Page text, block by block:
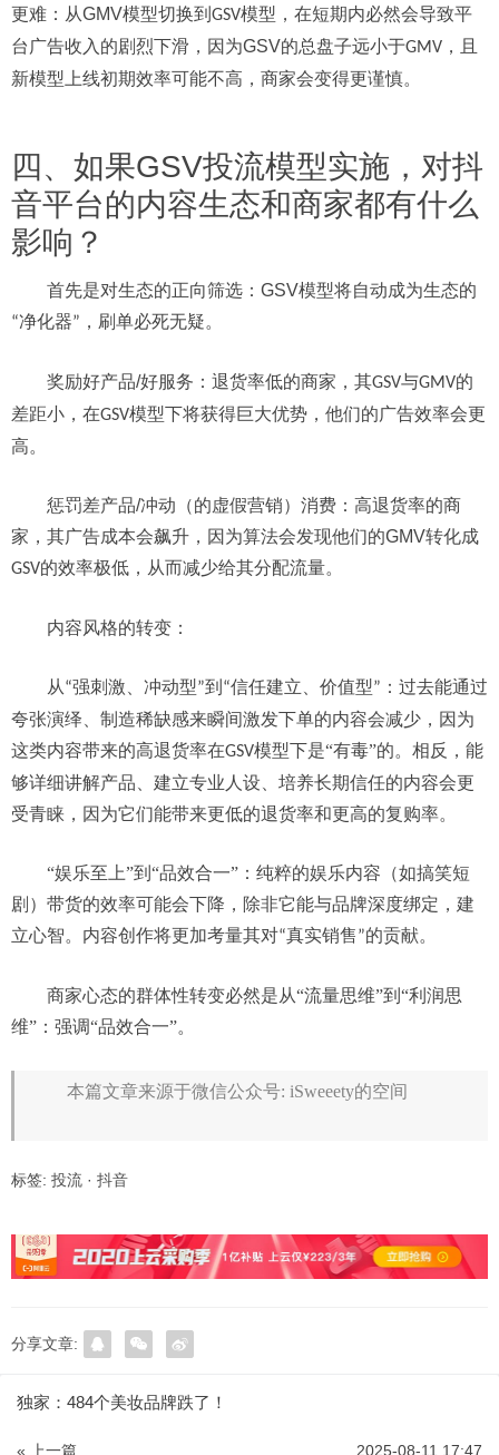
更难： 从GMV模型切换到 GSV模型，在短期内必然会导致平
台广告收入的剧烈下滑 ， 因为GSV的总盘子远小于GMV ，且
新模型上线初期效率可能不高，商家会变得更谨慎。
四、 如果GSV投流模型实施，对抖
音平台的内容生态和商家都有什么
影响？
首先是对生态的正向筛选： GSV模型将自动成为生态的
“净化器” ，刷单必死无疑。
奖励好产品/好服务：退货率低的商家，其GSV与GMV的
差距小，在GSV模型下将获得巨大优势，他们的广告效率会更
高。
惩罚差产品/冲动 （的虚假营销） 消费：高退货率的商
家，其广告成本会飙升，因为算法会发现他们的GMV转化成
GSV的效率极低，从而减少给其分配流量。
内容风格的转变：
从“强刺激、冲动型”到 “信任建立、价值型” ：过去能通过
夸张演绎、制造稀缺感来瞬间激发下单的内容会减少，因为
这类内容带来的高退货率在GSV模型下是“有毒”的。相反，能
够详细讲解产品、建立专业人设、培养长期信任的内容会更
受青睐，因为它们能带来更低的退货率和更高的复购率。
“娱乐至上”到 “品效合一” ：纯粹的娱乐内容（如搞笑短
剧）带货的效率可能会下降，除非它能与品牌深度绑定，建
立心智。内容创作将更加考量其对“真实销售”的贡献。
商家心态的群体性转变必然是从“流量思维”到 “利润思
维” ： 强调“品效合一”。
本篇文章来源于微信公众号: iSweeety的空间
标签: 投流 · 抖音
分享文章:
独家：484个美妆品牌跌了！
« 上一篇 2025-08-11 17:47